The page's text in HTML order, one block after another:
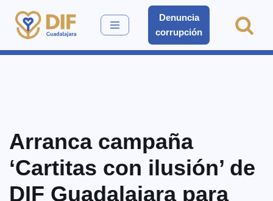
Saltar
Denuncia
corrupción
Arranca campaña
‘Cartitas con ilusión’ de
DIF Guadalajara para